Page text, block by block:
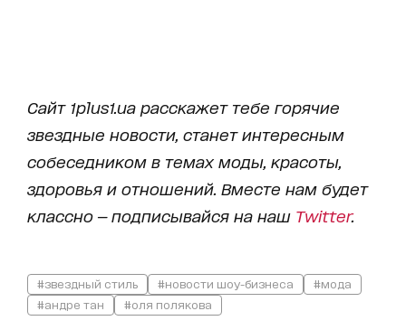
Сайт 1plus1.ua расскажет тебе горячие
звездные новости, станет интересным
собеседником в темах моды, красоты,
здоровья и отношений. Вместе нам будет
классно — подписывайся на наш Twitter.
#звездный стиль #новости шоу-бизнеса
#мода
#андре тан
#оля полякова